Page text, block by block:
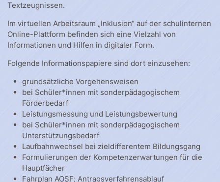
Textzeugnissen.
Im virtuellen Arbeitsraum „Inklusion“ auf der schulinternen
Online-Plattform befinden sich eine Vielzahl von
Informationen und Hilfen in digitaler Form.
Folgende Informationspapiere sind dort einzusehen:
grundsätzliche Vorgehensweisen
bei Schüler*innen mit sonderpädagogischem
Förderbedarf
Leistungsmessung und Leistungsbewertung
bei Schüler*innen mit sonderpädagogischem
Unterstützungsbedarf
Laufbahnwechsel bei zieldifferentem Bildungsgang
Formulierungen der Kompetenzerwartungen für die
Hauptfächer
Fahrplan AOSF; Antragsverfahrensablauf